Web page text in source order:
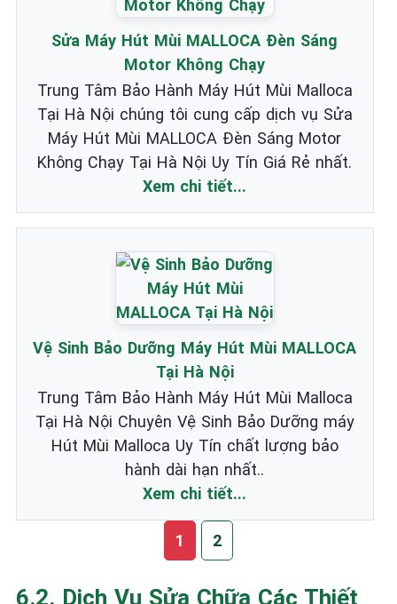
Sửa Máy Hút Mùi MALLOCA Đèn Sáng
Motor Không Chạy
Trung Tâm Bảo Hành Máy Hút Mùi Malloca
Tại Hà Nội chúng tôi cung cấp dịch vụ Sửa
Máy Hút Mùi MALLOCA Đèn Sáng Motor
Không Chạy Tại Hà Nội Uy Tín Giá Rẻ nhất.
Xem chi tiết...
Vệ Sinh Bảo Dưỡng Máy Hút Mùi MALLOCA
Tại Hà Nội
Trung Tâm Bảo Hành Máy Hút Mùi Malloca
Tại Hà Nội Chuyên Vệ Sinh Bảo Dưỡng máy
Hút Mùi Malloca Uy Tín chất lượng bảo
hành dài hạn nhất..
Xem chi tiết...
1 2
6.2. Dịch Vụ Sửa Chữa Các Thiết